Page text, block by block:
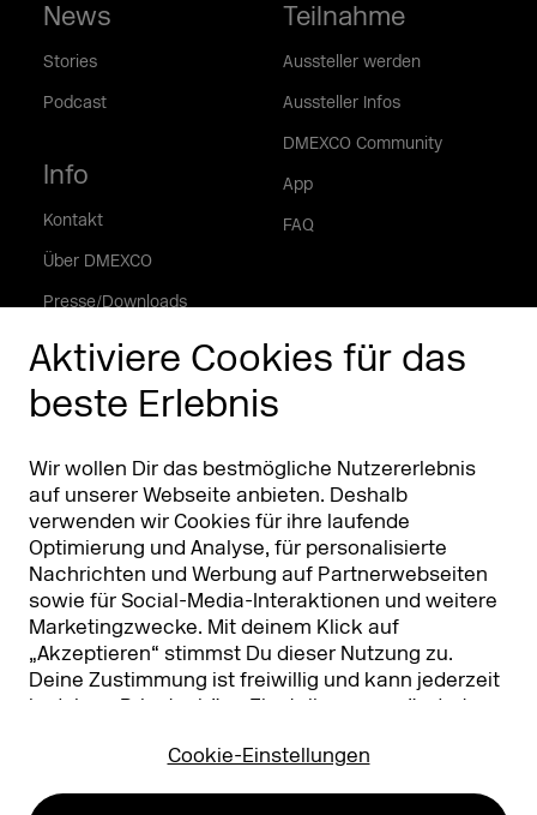
Aktiviere Cookies für das
beste Erlebnis
Wir wollen Dir das bestmögliche Nutzererlebnis
auf unserer Webseite anbieten. Deshalb
verwenden wir Cookies für ihre laufende
Optimierung und Analyse, für personalisierte
Nachrichten und Werbung auf Partnerwebseiten
sowie für Social-Media-Interaktionen und weitere
Marketingzwecke. Mit deinem Klick auf
„Akzeptieren“ stimmst Du dieser Nutzung zu.
Deine Zustimmung ist freiwillig und kann jederzeit
in deinen Privatsphäre-Einstellungen
geändert
Nutzung findest Du in unserer
Cookie-Einstellungen
News
Stories
Podcast
Info
Kontakt
Über DMEXCO
Presse/Downloads
Phishing Alarm
Teilnahme
Aussteller werden
Aussteller Infos
DMEXCO Community
App
FAQ
Partner
Partner & Sponsoren DMEXCO Asia
Koelnmesse GmbH
T. +49 221 821 2020